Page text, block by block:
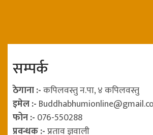
सम्पर्क
ठेगाना :-कपिलवस्तु न.पा, ४ कपिलवस्तु
इमेल :-
फोन :- 076-550288
प्रवन्धक :-प्रताव ज्ञवाली